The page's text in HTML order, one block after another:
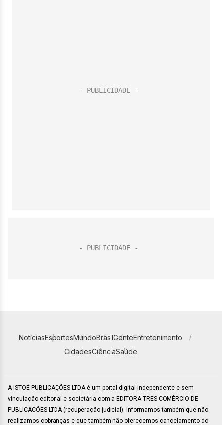
NotíciasEsportesMundoBrasilGenteEntretenimento
CidadesCiênciaSaúde
A ISTOÉ PUBLICAÇÕES LTDA é um portal digital independente e sem
vinculação editorial e societária com a EDITORA TRES COMÉRCIO DE
PUBLICACÕES LTDA (recuperação judicial). Informamos também que não
realizamos cobranças e que também não oferecemos cancelamento do